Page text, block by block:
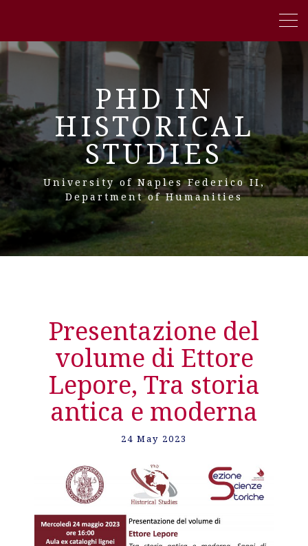
PHD IN
HISTORICAL
STUDIES
University of Naples Federico II,
Department of Humanities
Presentazione del
volume di Ettore
Lepore, Tra storia
antica e moderna
24 May 2023